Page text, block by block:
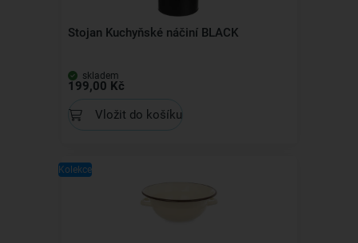
Stojan Kuchyňské náčiní BLACK
skladem
199,00 Kč
Vložit do košíku
Kolekce